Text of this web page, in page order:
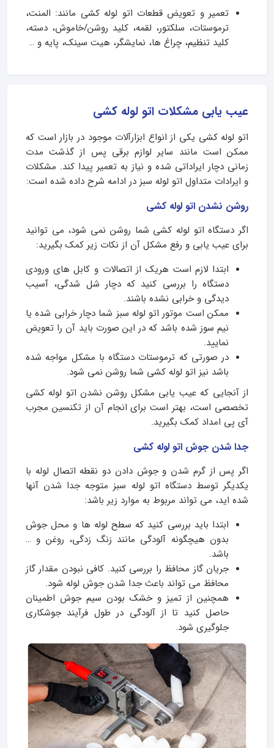
تعمیر و تعویض قطعات اتو لوله کشی مانند: المنت،
ترموستات، سلکتور، لقمه، کلید روشن/خاموش، دسته،
کلید تنظیم، چراغ ها، نمایشگر، هیت سینک، پایه و …
عیب یابی مشکلات اتو لوله کشی
اتو لوله کشی یکی از انواع ابزارآلات موجود در بازار است که
ممکن است مانند سایر لوازم برقی پس از گذشت مدت
زمانی دچار ایراداتی شده و نیاز به تعمیر پیدا کند. مشکلات
و ایرادات متداول اتو لوله سبز در ادامه شرح داده شده است:
روشن نشدن اتو لوله کشی
اگر دستگاه اتو لوله کشی شما روشن نمی شود، می توانید
برای عیب یابی و رفع مشکل آن از نکات زیر کمک بگیرید:
ابتدا لازم است هریک از اتصالات و کابل های ورودی
دستگاه را بررسی کنید که دچار شل شدگی، آسیب
دیدگی و خرابی نشده باشند.
ممکن است موتور اتو لوله سبز شما دچار خرابی شده یا
نیم سوز شده باشد که در این صورت باید آن را تعویض
نمایید.
در صورتی که ترموستات دستگاه با مشکل مواجه شده
باشد نیز اتو لوله کشی شما روشن نمی شود.
از آنجایی که عیب یابی مشکل روشن نشدن اتو لوله کشی
تخصصی است، بهتر است برای انجام آن از تکنسین مجرب
آی پی امداد کمک بگیرید.
جدا شدن جوش اتو لوله کشی
اگر پس از گرم شدن و جوش دادن دو نقطه اتصال لوله با
یکدیگر توسط دستگاه اتو لوله سبز متوجه جدا شدن آنها
شده اید، می تواند مربوط به موارد زیر باشد:
ابتدا باید بررسی کنید که سطح لوله ها و محل جوش
بدون هیچگونه آلودگی مانند زنگ زدگی، روغن و …
باشد.
جریان گاز محافظ را بررسی کنید. کافی نبودن مقدار گاز
محافظ می تواند باعث جدا شدن جوش لوله شود.
همچنین از تمیز و خشک بودن سیم جوش اطمینان
حاصل کنید تا از آلودگی در طول فرآیند جوشکاری
جلوگیری شود.